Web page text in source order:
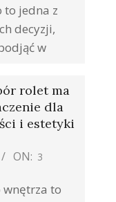
to jedna z
decyzji,
w
rolet ma
dla
i estetyki
ON: 3
to